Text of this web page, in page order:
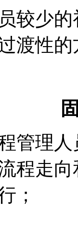
较少
渡性的
管理
程走
；